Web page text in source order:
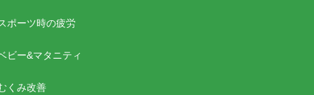
ポーツ時の疲労
ビー&マタニティ
くみ改善